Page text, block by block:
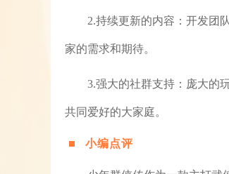
2.持续更新的内容：开发团
家的需求和期待。
3.强大的社群支持：庞大的
共同爱好的大家庭。
小编点评